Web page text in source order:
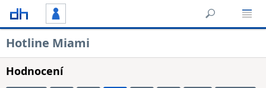
Hotline Miami
Hodnocení